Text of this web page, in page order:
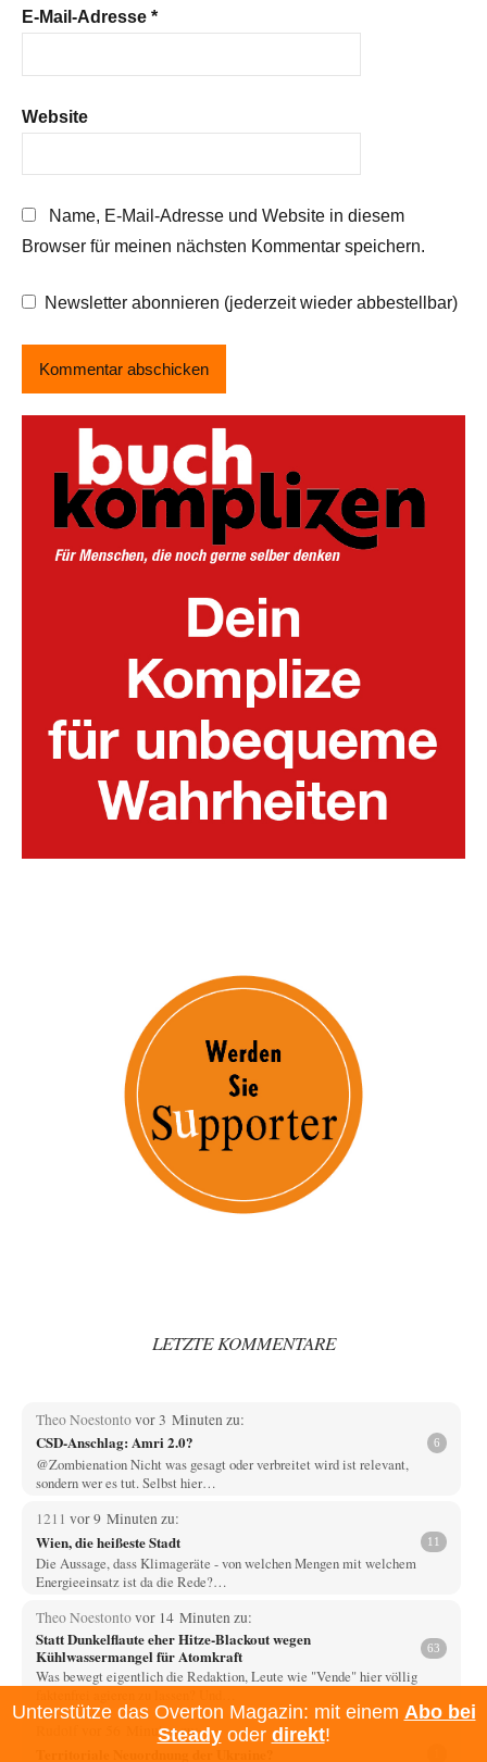
E-Mail-Adresse *
Website
Name, E-Mail-Adresse und Website in diesem
Browser für meinen nächsten Kommentar speichern.
Newsletter abonnieren (jederzeit wieder abbestellbar)
LETZTE KOMMENTARE
Theo Noestontovor 3 Minuten zu:
CSD-Anschlag: Amri 2.0? 6
@Zombienation Nicht was gesagt oder verbreitet wird ist relevant,
sondern wer es tut. Selbst hier…
1211 vor 9 Minuten zu:
Wien, die heißeste Stadt 11
Die Aussage, dass Klimageräte - von welchen Mengen mit welchem
Energieeinsatz ist da die Rede?…
Theo Noestontovor 14 Minuten zu:
Statt Dunkelflaute eher Hitze-Blackout wegen
Kühlwassermangel für Atomkraft
63
Was bewegt eigentlich die Redaktion, Leute wie "Vende" hier völlig
vor 56 Minuten zu:
Unterstütze das Overton Magazin: mit einem Abo bei
Steadyoder direkt!